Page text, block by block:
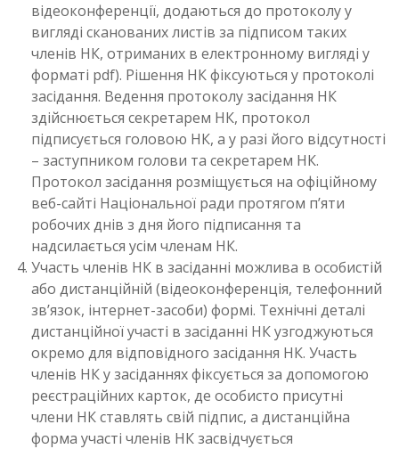
відеоконференції, додаються до протоколу у
вигляді сканованих листів за підписом таких
членів НК, отриманих в електронному вигляді у
форматі pdf). Рішення НК фіксуються у протоколі
засідання. Ведення протоколу засідання НК
здійснюється секретарем НК, протокол
підписується головою НК, а у разі його відсутності
– заступником голови та секретарем НК.
Протокол засідання розміщується на офіційному
веб-сайті Національної ради протягом п’яти
робочих днів з дня його підписання та
надсилається усім членам НК.
Участь членів НК в засіданні можлива в особистій
або дистанційній (відеоконференція, телефонний
зв’язок, інтернет-засоби) формі. Технічні деталі
дистанційної участі в засіданні НК узгоджуються
окремо для відповідного засідання НК. Участь
членів НК у засіданнях фіксується за допомогою
реєстраційних карток, де особисто присутні
члени НК ставлять свій підпис, а дистанційна
форма участі членів НК засвідчується